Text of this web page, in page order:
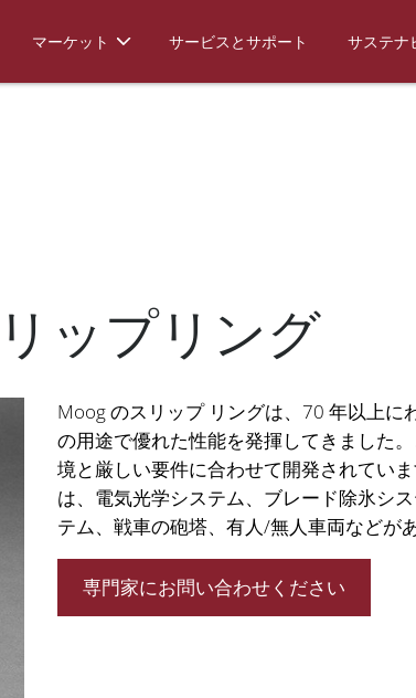
マーケット サービスとサポート サステナ
ップリング
Moog のスリップ リングは、70 年以上に
の用途で優れた性能を発揮してきました
境と厳しい要件に合わせて開発されてい
は、電気光学システム、ブレード除氷シ
テム、戦車の砲塔、有人/無人車両などが
専門家にお問い合わせください